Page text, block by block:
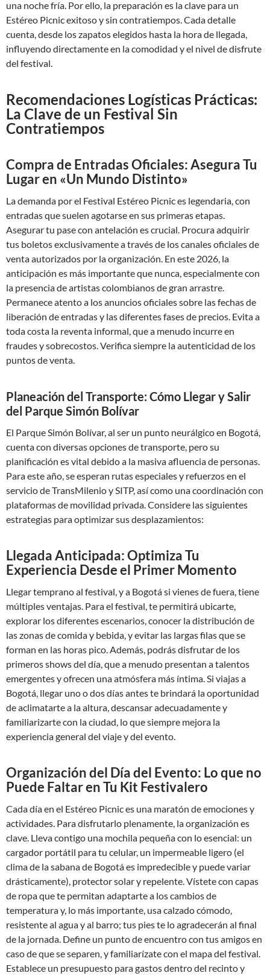
una noche fría. Por ello, la preparación es la clave para un
Estéreo Picnic exitoso y sin contratiempos. Cada detalle
cuenta, desde los zapatos elegidos hasta la hora de llegada,
influyendo directamente en la comodidad y el nivel de disfrute
del festival.
Recomendaciones Logísticas Prácticas:
La Clave de un Festival Sin
Contratiempos
Compra de Entradas Oficiales: Asegura Tu
Lugar en «Un Mundo Distinto»
La demanda por el Festival Estéreo Picnic es legendaria, con
entradas que suelen agotarse en sus primeras etapas.
Asegurar tu pase con antelación es crucial. Procura adquirir
tus boletos exclusivamente a través de los canales oficiales de
venta autorizados por la organización. En este 2026, la
anticipación es más importante que nunca, especialmente con
la presencia de artistas colombianos de gran arrastre.
Permanece atento a los anuncios oficiales sobre las fechas de
liberación de entradas y las diferentes fases de precios. Evita a
toda costa la reventa informal, que a menudo incurre en
fraudes y sobrecostos. Verifica siempre la autenticidad de los
puntos de venta.
Planeación del Transporte: Cómo Llegar y Salir
del Parque Simón Bolívar
El Parque Simón Bolívar, al ser un punto neurálgico en Bogotá,
cuenta con diversas opciones de transporte, pero su
planificación es vital debido a la masiva afluencia de personas.
Para este año, se esperan rutas especiales y refuerzos en el
servicio de TransMilenio y SITP, así como una coordinación con
plataformas de movilidad privada. Considere las siguientes
estrategias para optimizar sus desplazamientos:
Llegada Anticipada: Optimiza Tu
Experiencia Desde el Primer Momento
Llegar temprano al festival, y a Bogotá si vienes de fuera, tiene
múltiples ventajas. Para el festival, te permitirá ubicarte,
explorar los diferentes escenarios, conocer la distribución de
las zonas de comida y bebida, y evitar las largas filas que se
forman en las horas pico. Además, podrás disfrutar de los
primeros shows del día, que a menudo presentan a talentos
emergentes y ofrecen una atmósfera más íntima. Si viajas a
Bogotá, llegar uno o dos días antes te brindará la oportunidad
de aclimatarte a la altura, descansar adecuadamente y
familiarizarte con la ciudad, lo que siempre mejora la
experiencia general del viaje y del evento.
Organización del Día del Evento: Lo que no
Puede Faltar en Tu Kit Festivalero
Cada día en el Estéreo Picnic es una maratón de emociones y
actividades. Para disfrutarlo plenamente, la organización es
clave. Lleva contigo una mochila pequeña con lo esencial: un
cargador portátil para tu celular, un impermeable ligero (el
clima de la sabana de Bogotá es impredecible y puede variar
drásticamente), protector solar y repelente. Vístete con capas
de ropa que te permitan adaptarte a los cambios de
temperatura y, lo más importante, usa calzado cómodo,
resistente al agua y al barro; tus pies te lo agradecerán al final
de la jornada. Define un punto de encuentro con tus amigos en
caso de que se separen, y familiarízate con el mapa del festival.
Establece un presupuesto para gastos dentro del recinto y